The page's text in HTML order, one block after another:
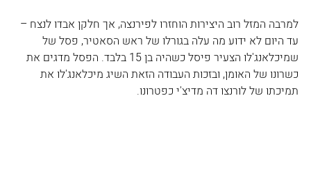
למרבה המזל רוב היצירות הוחזרו לפירנצה, אך חלקן אבדו לנצח –
עד היום לא ידוע מה עלה בגורלו של ראש הסאטיר, פסל של
שמיכלאנג'לו הצעיר פיסל כשהיה בן 15 בלבד. הפסל מדגים את
כשרונו של האומן, ובזכות העבודה הזאת השיג מיכלאנג'לו את
תמיכתו של לורנצו דה מדיצ'י כפטרונו.